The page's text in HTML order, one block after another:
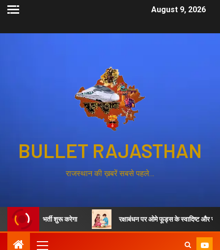
August 9, 2026
BULLET RAJASTHAN
राजस्थान की ख़बरें सबसे पहले…
की भर्ती शुरू करेगा रक्षाबंधन पर ओमे फूड्स के स्वादिष्ट और